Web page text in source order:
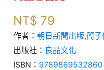
NT$ 79
作者： 朝日新聞出版,簡
出版社： 良品文化
ISBN： 9789869532860